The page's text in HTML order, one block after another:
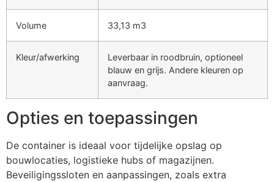
Volume 33,13 m3
Kleur/afwerking
Leverbaar in roodbruin, optioneel
blauw en grijs. Andere kleuren op
aanvraag.
Opties en toepassingen
De container is ideaal voor tijdelijke opslag op
bouwlocaties, logistieke hubs of magazijnen.
Beveiligingssloten en aanpassingen, zoals extra